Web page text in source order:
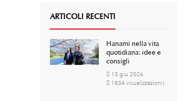
ARTICOLI RECENTI
Hanami nella vita
quotidiana: idee e
consigli
13 giu 2026
1834 visualizzazioni)